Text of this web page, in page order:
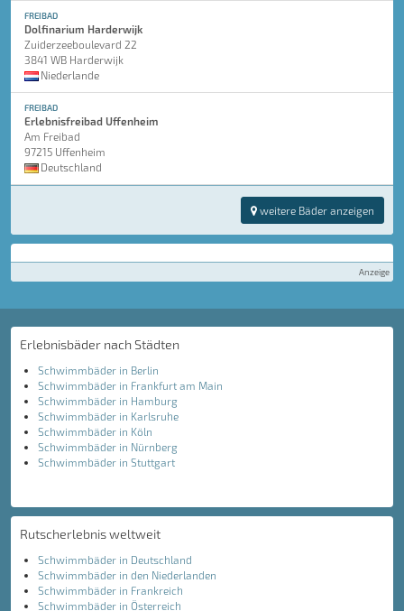
FREIBAD
Dolfinarium Harderwijk
Zuiderzeeboulevard 22
3841 WB Harderwijk
Niederlande
FREIBAD
Erlebnisfreibad Uffenheim
Am Freibad
97215 Uffenheim
Deutschland
weitere Bäder anzeigen
Anzeige
Erlebnisbäder nach Städten
Schwimmbäder in Berlin
Schwimmbäder in Frankfurt am Main
Schwimmbäder in Hamburg
Schwimmbäder in Karlsruhe
Schwimmbäder in Köln
Schwimmbäder in Nürnberg
Schwimmbäder in Stuttgart
Rutscherlebnis weltweit
Schwimmbäder in Deutschland
Schwimmbäder in den Niederlanden
Schwimmbäder in Frankreich
Schwimmbäder in Österreich